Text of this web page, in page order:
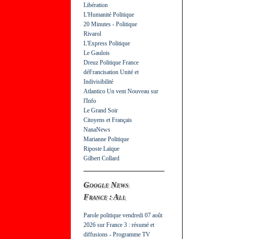
Libération
L'Humanité Politique
20 Minutes - Politique
Rivarol
L'Express Politique
Le Gaulois
Dreuz Politique France
déFrancisation Unité et
Indivisibilité
Atlantico Un vent Nouveau sur
l'Info
Le Grand Soir
Citoyens et Français
NanaNews
Marianne Politique
Riposte Laïque
Gilbert Collard
Google News
France : All
Parole politique vendredi 07 août
2026 sur France 3 : résumé et
diffusions - Programme TV